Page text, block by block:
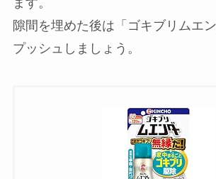
ます。
隙間を埋めた後は「ゴキブリムエ
プッシュしましょう。